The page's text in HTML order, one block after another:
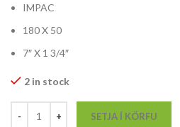
IMPAC
180 X 50
7″ X 1 3/4″
2 in stock
SETJA Í KÖRFU